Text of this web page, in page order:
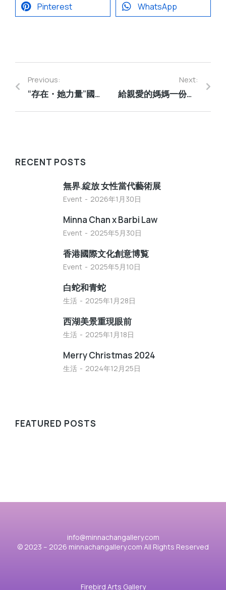
Pinterest WhatsApp
Previous:
“存在・她力量”國際女性當代藝術展
Next:
給親愛的媽媽一份特別的禮物 – 親手製作的愛心頸鏈
RECENT POSTS
無界.綻放 女性當代藝術展
Event 2026年1月30日
Minna Chan x Barbi Law
Event 2025年5月30日
香港國際文化創意博覧
Event 2025年5月10日
白蛇和青蛇
生活 2025年1月28日
西湖美景重現眼前
生活 2025年1月18日
Merry Christmas 2024
生活 2024年12月25日
FEATURED POSTS
info@minnachangallery.com
© 2023 – 2026 minnachangallery.com All Rights Reserved
Firebird Arts Gallery